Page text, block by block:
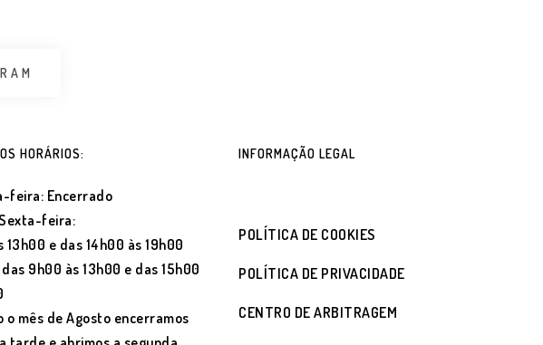
HORÁRIOS:
feira: Encerrado
feira:
13h00 e das 14h00 às 19h00
9h00 às 13h00 e das 15h00
o mês de Agosto encerramos
INFORMAÇÃO LEGAL
POLÍTICA DE COOKIES
POLÍTICA DE PRIVACIDADE
CENTRO DE ARBITRAGEM